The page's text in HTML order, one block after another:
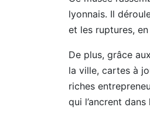
lyonnais. Il
et les ruptures,
De plus, grâce
la ville, cartes à
riches
qui l’ancrent